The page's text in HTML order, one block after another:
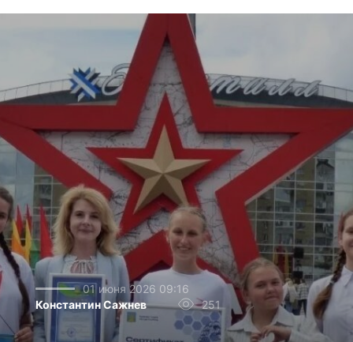
01 июня 2026 09:16
Константин Сажнев
251